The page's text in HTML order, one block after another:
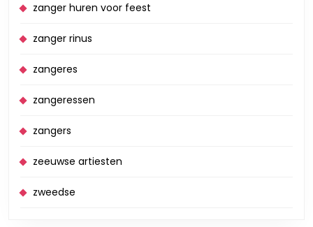
zanger huren voor feest
zanger rinus
zangeres
zangeressen
zangers
zeeuwse artiesten
zweedse